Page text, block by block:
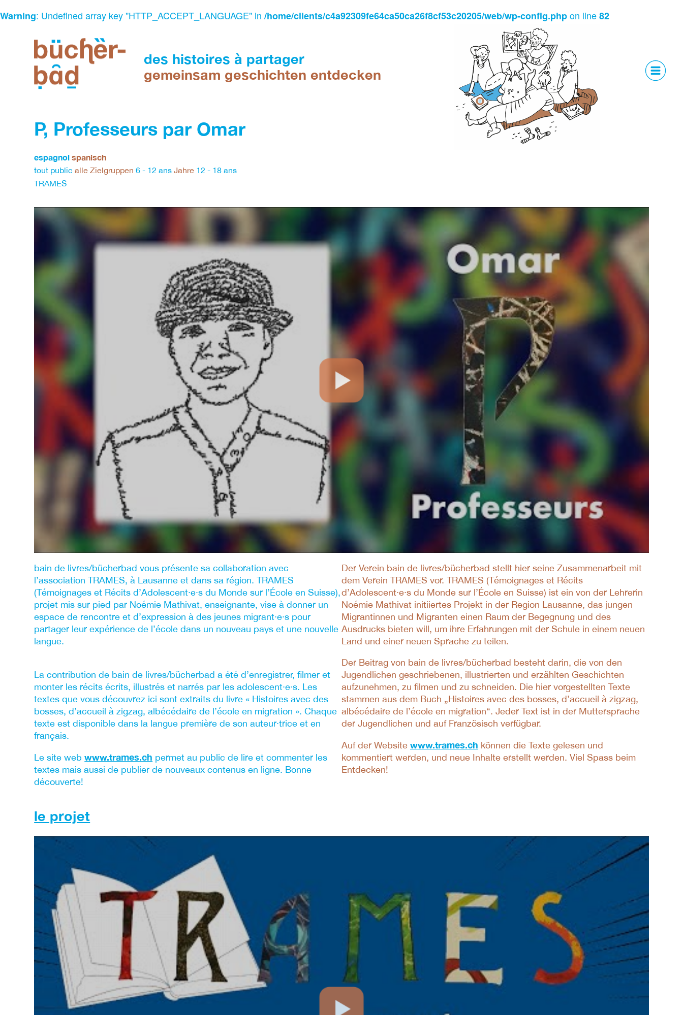
Warning: Undefined array key "HTTP_ACCEPT_LANGUAGE" in /home/clients/c4a92309fe64ca50ca26f8cf53c20205/web/wp-config.phpon line82
lecture
d'animation
multilingue
Ein
Ort
Lesens
und
des histoires à partager
gemeinsam geschichten entdecken
P, Professeurs par Omar
espagnol spanisch
tout public alle Zielgruppen 6 - 12 ans Jahre 12 - 18 ans
TRAMES
bain de livres/bücherbad vous présente sa collaboration avec
l’association TRAMES, à Lausanne et dans sa région. TRAMES
(Témoignages et Récits d’Adolescent∙e∙s du Monde sur l’École en Suisse),
projet mis sur pied par Noémie Mathivat, enseignante, vise à donner un
espace de rencontre et d’expression à des jeunes migrant·e·s pour
partager leur expérience de l’école dans un nouveau pays et une nouvelle
langue.
La contribution de bain de livres/bücherbad a été d’enregistrer, filmer et
monter les récits écrits, illustrés et narrés par les adolescent·e·s. Les
textes que vous découvrez ici sont extraits du livre « Histoires avec des
bosses, d’accueil à zigzag, albécédaire de l’école en migration ». Chaque
texte est disponible dans la langue première de son auteur·trice et en
français.
Le site webwww.trames.ch permet au public de lire et commenter les
textes mais aussi de publier de nouveaux contenus en ligne. Bonne
découverte!
Der Verein bain de livres/bücherbad stellt hier seine Zusammenarbeit mit
dem Verein TRAMES vor. TRAMES (Témoignages et Récits
d’Adolescent∙e∙s du Monde sur l’École en Suisse) ist ein von der Lehrerin
Noémie Mathivat initiiertes Projekt in der Region Lausanne, das jungen
Migrantinnen und Migranten einen Raum der Begegnung und des
Ausdrucks bieten will, um ihre Erfahrungen mit der Schule in einem neuen
Land und einer neuen Sprache zu teilen.
Der Beitrag von bain de livres/bücherbad besteht darin, die von den
Jugendlichen geschriebenen, illustrierten und erzählten Geschichten
aufzunehmen, zu filmen und zu schneiden. Die hier vorgestellten Texte
stammen aus dem Buch „Histoires avec des bosses, d’accueil à zigzag,
albécédaire de l’école en migration“. Jeder Text ist in der Muttersprache
der Jugendlichen und auf Französisch verfügbar.
Auf der Website www.trames.ch können die Texte gelesen und
kommentiert werden, und neue Inhalte erstellt werden. Viel Spass beim
Entdecken!
le projet